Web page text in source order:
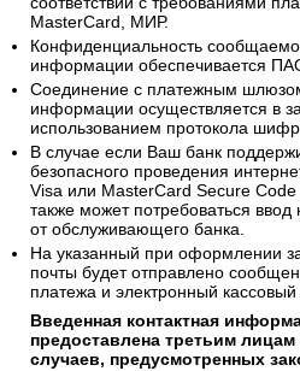
сайте онлайн свяжитесь с нами
(sales@1oboi.ru) или телефону (
Менеджер сгенерирует ссылку
"Сбербанк" и направит удобным
Проведение платежей по
осуществляется без
соответствии с требованиями
MasterCard, МИР.
Конфиденциальность
информации обеспечивается
Соединение с платежным
информации осуществляется в
использованием протокола
В случае если Ваш банк
безопасного проведения
Visa или MasterCard Secure Code
также может потребоваться ввод
от обслуживающего банка.